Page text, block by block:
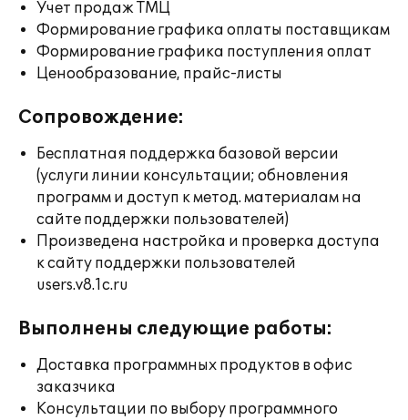
Учет продаж ТМЦ
Формирование графика оплаты поставщикам
Формирование графика поступления оплат
Ценообразование, прайс-листы
Сопровождение:
Бесплатная поддержка базовой версии
(услуги линии консультации; обновления
программ и доступ к метод. материалам на
сайте поддержки пользователей)
Произведена настройка и проверка доступа
к сайту поддержки пользователей
users.v8.1c.ru
Выполнены следующие работы:
Доставка программных продуктов в офис
заказчика
Консультации по выбору программного